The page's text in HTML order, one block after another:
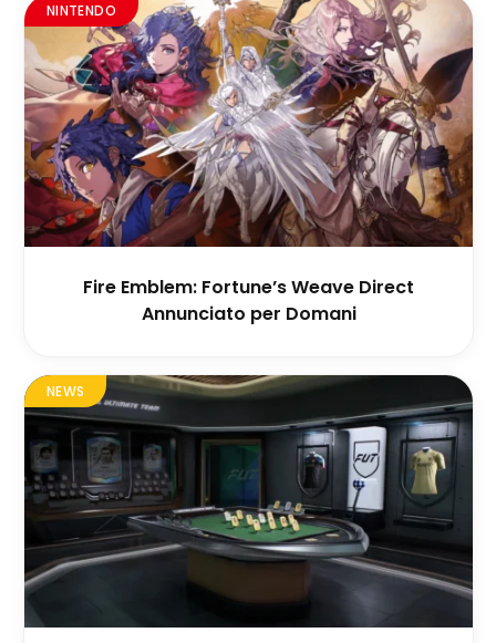
NINTENDO
Fire Emblem: Fortune’s Weave Direct
Annunciato per Domani
NEWS